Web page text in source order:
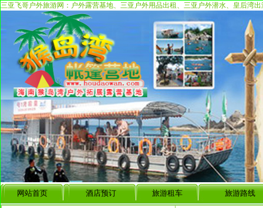
三亚飞哥户外旅游网：户外露营基地、三亚户外用品出租、三亚户外潜水、皇后湾
网站首页 酒店预订 旅游租车 旅游路线